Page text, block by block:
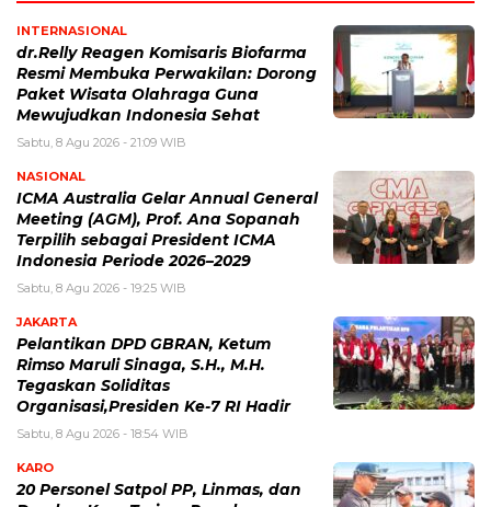
INTERNASIONAL
dr.Relly Reagen Komisaris Biofarma
Resmi Membuka Perwakilan: Dorong
Paket Wisata Olahraga Guna
Mewujudkan Indonesia Sehat
Sabtu, 8 Agu 2026 - 21:09 WIB
NASIONAL
ICMA Australia Gelar Annual General
Meeting (AGM), Prof. Ana Sopanah
Terpilih sebagai President ICMA
Indonesia Periode 2026–2029
Sabtu, 8 Agu 2026 - 19:25 WIB
JAKARTA
Pelantikan DPD GBRAN, Ketum
Rimso Maruli Sinaga, S.H., M.H.
Tegaskan Soliditas
Organisasi,Presiden Ke-7 RI Hadir
Sabtu, 8 Agu 2026 - 18:54 WIB
KARO
20 Personel Satpol PP, Linmas, dan